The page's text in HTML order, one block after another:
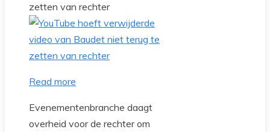
zetten van rechter
Read more
Evenementenbranche daagt
overheid voor de rechter om